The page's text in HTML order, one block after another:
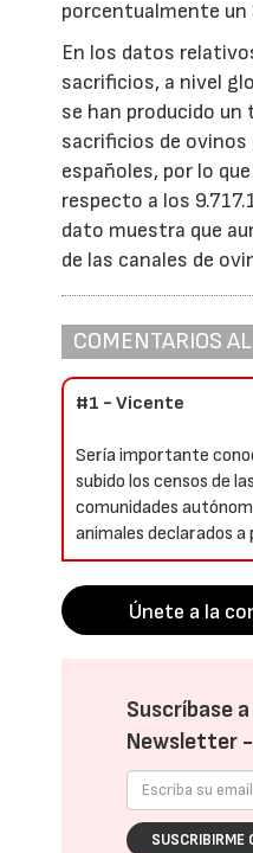
porcentualmente un
En los datos
sacrificios, a nivel
se han producido un
sacrificios de
españoles, por lo
respecto a los
dato muestra que
de las canales de
COMENTARIOS
#1 - Vicente
Sería importante
subido los censos de
comunidades
animales declarados a
Únete a la
Suscríbase
Newsletter -
SUSCRIBIRME